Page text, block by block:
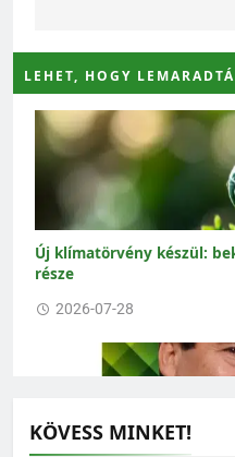
LEHET, HOGY
Új klímatörvény készül:
része
2026-07-28
KÖVESS MINKET!